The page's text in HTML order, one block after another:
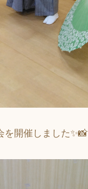
を開催しました✨📸